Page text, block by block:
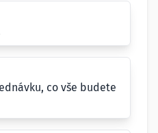
co vše budete